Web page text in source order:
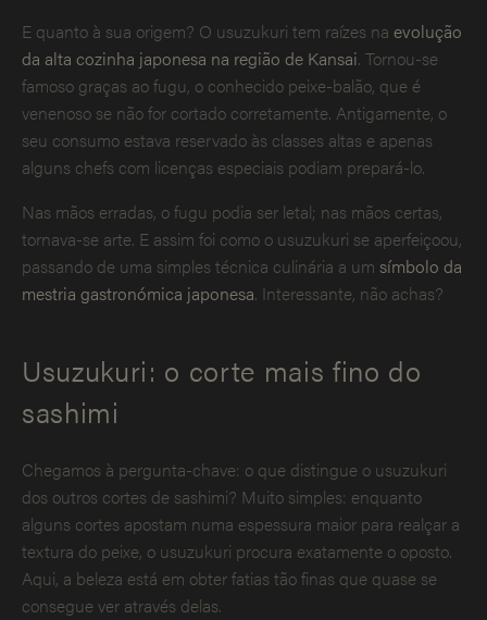
E quanto à sua origem? O usuzukuri tem raízes na evolução
da alta cozinha japonesa na região de Kansai. Tornou-se
famoso graças ao fugu, o conhecido peixe-balão, que é
venenoso se não for cortado corretamente. Antigamente, o
seu consumo estava reservado às classes altas e apenas
alguns chefs com licenças especiais podiam prepará-lo.
Nas mãos erradas, o fugu podia ser letal; nas mãos certas,
tornava-se arte. E assim foi como o usuzukuri se aperfeiçoou,
passando de uma simples técnica culinária a um símbolo da
mestria gastronómica japonesa. Interessante, não achas?
Usuzukuri: o corte mais fino do
sashimi
Chegamos à pergunta-chave: o que distingue o usuzukuri
dos outros cortes de sashimi? Muito simples: enquanto
alguns cortes apostam numa espessura maior para realçar a
textura do peixe, o usuzukuri procura exatamente o oposto.
Aqui, a beleza está em obter fatias tão finas que quase se
consegue ver através delas.